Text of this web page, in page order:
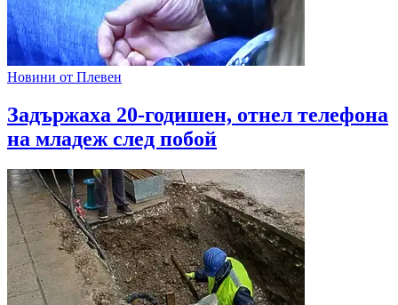
Новини от Плевен
Задържаха 20-годишен, отнел телефона
на младеж след побой